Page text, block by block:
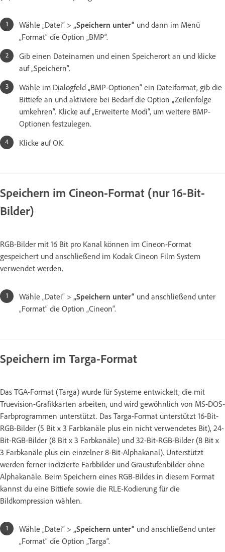
Wähle „Datei“ > „Speichern unter“ und dann im Menü
„Format“ die Option „BMP“.
Gib einen Dateinamen und einen Speicherort an und klicke
auf „Speichern“.
Wähle im Dialogfeld „BMP-Optionen“ ein Dateiformat, gib die
Bittiefe an und aktiviere bei Bedarf die Option „Zeilenfolge
umkehren“. Klicke auf „Erweiterte Modi“, um weitere BMP-
Optionen festzulegen.
Klicke auf OK.
Speichern im Cineon-Format (nur 16-Bit-
Bilder)
RGB-Bilder mit 16 Bit pro Kanal können im Cineon-Format
gespeichert und anschließend im Kodak Cineon Film System
verwendet werden.
Wähle „Datei“ > „Speichern unter“ und anschließend unter
„Format“ die Option „Cineon“.
Speichern im Targa-Format
Das TGA-Format (Targa) wurde für Systeme entwickelt, die mit
Truevision-Grafikkarten arbeiten, und wird gewöhnlich von MS-DOS-
Farbprogrammen unterstützt. Das Targa-Format unterstützt 16-Bit-
RGB-Bilder (5 Bit x 3 Farbkanäle plus ein nicht verwendetes Bit), 24-
Bit-RGB-Bilder (8 Bit x 3 Farbkanäle) und 32-Bit-RGB-Bilder (8 Bit x
3 Farbkanäle plus ein einzelner 8-Bit-Alphakanal). Unterstützt
werden ferner indizierte Farbbilder und Graustufenbilder ohne
Alphakanäle. Beim Speichern eines RGB-Bildes in diesem Format
kannst du eine Bittiefe sowie die RLE-Kodierung für die
Bildkompression wählen.
Wähle „Datei“ > „Speichern unter“ und anschließend unter
„Format“ die Option „Targa“.